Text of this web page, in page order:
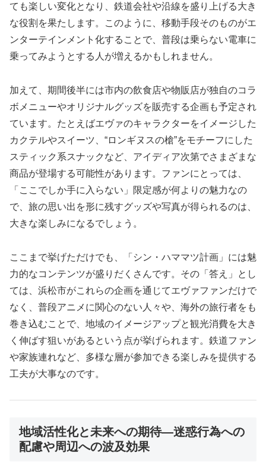
ても楽しい変化となり、鉄道会社や沿線を盛り上げる大き
な役割を果たします。このように、移動手段そのものがエ
ンターテインメント化することで、普段は乗らない電車に
乗ってみようとする人が増えるかもしれません。
加えて、期間後半には市内の飲食店や物販店が独自のコラ
ボメニューやオリジナルグッズを販売する企画も予定され
ています。たとえばエヴァのキャラクターをイメージした
カクテルやスイーツ、“ロンギヌスの槍”をモチーフにした
スティック系スナックなど、アイディア次第でさまざまな
商品が登場する可能性があります。ファンにとっては、
「ここでしか手に入らない」限定感が何よりの魅力なの
で、旅の思い出を形に残すグッズや写真が得られるのは、
大きな楽しみになるでしょう。
ここまで挙げただけでも、「シン・ハママツ計画」には魅
力的なコンテンツが盛りだくさんです。その「答え」とし
ては、浜松市がこれらの企画を通じてエヴァファンだけで
なく、普段アニメに関心のない人々や、海外の旅行者をも
巻き込むことで、地域のイメージアップと観光消費を大き
く伸ばす狙いがあるという点が挙げられます。鉄道ファン
や家族連れなど、多様な層が参加できる楽しみを提供する
工夫が大事なのです。
地域活性化と未来への期待—迷惑行為への
配慮や周辺への波及効果